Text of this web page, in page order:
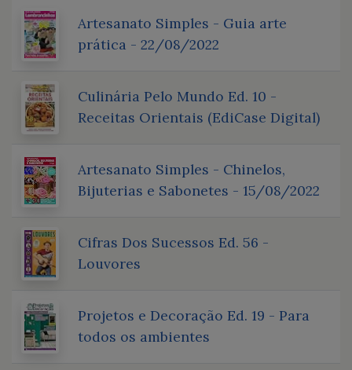
Artesanato Simples - Guia arte
prática - 22/08/2022
Culinária Pelo Mundo Ed. 10 -
Receitas Orientais (EdiCase Digital)
Artesanato Simples - Chinelos,
Bijuterias e Sabonetes - 15/08/2022
Cifras Dos Sucessos Ed. 56 -
Louvores
Projetos e Decoração Ed. 19 - Para
todos os ambientes